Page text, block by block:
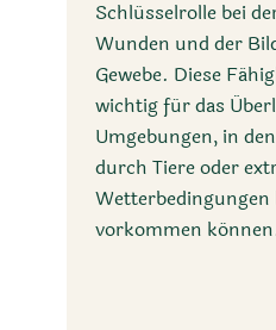
Schlüsselrolle bei
Wunden und der
Gewebe. Diese
wichtig für das
Umgebungen, in
durch Tiere oder
vorkommen